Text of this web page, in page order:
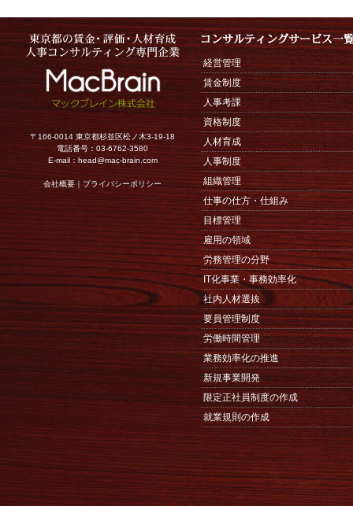
〒166-0014 東京都杉並区松ノ木3-19-18
電話番号：03-6762-3580
E-mail： head@mac-brain.com
会社概要｜プライバシーポリシー
経営管理
賃金制度
人事考課
資格制度
人材育成
人事制度
組織管理
仕事の仕方・仕組み
目標管理
雇用の領域
労務管理の分野
IT化事業・事務効率化
社内人材選抜
要員管理制度
労働時間管理
業務効率化の推進
新規事業開発
限定正社員制度の作成
就業規則の作成